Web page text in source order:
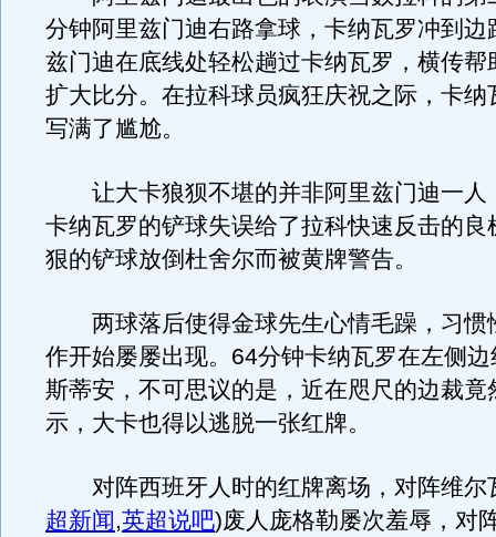
分钟阿里兹门迪右路拿球，卡纳瓦罗冲到边
兹门迪在底线处轻松趟过卡纳瓦罗，横传帮
扩大比分。在拉科球员疯狂庆祝之际，卡纳
写满了尴尬。
让大卡狼狈不堪的并非阿里兹门迪一人
卡纳瓦罗的铲球失误给了拉科快速反击的良
狠的铲球放倒杜舍尔而被黄牌警告。
两球落后使得金球先生心情毛躁，习惯
作开始屡屡出现。64分钟卡纳瓦罗在左侧
斯蒂安，不可思议的是，近在咫尺的边裁竟
示，大卡也得以逃脱一张红牌。
对阵西班牙人时的红牌离场，对阵维尔
超新闻,英超说吧)废人庞格勒屡次羞辱，对